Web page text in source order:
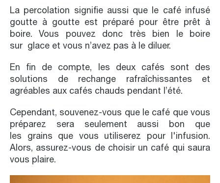
La percolation signifie aussi que le café infusé
goutte à goutte est préparé pour être prêt à
boire. Vous pouvez donc très bien le boire
sur glace et vous n’avez pas à le diluer.
En fin de compte, les deux cafés sont des
solutions de rechange rafraîchissantes et
agréables aux cafés chauds pendant l’été.
Cependant, souvenez-vous que le café que vous
préparez sera seulement aussi bon que
les grains que vous utiliserez pour l'infusion.
Alors, assurez-vous de choisir un café qui saura
vous plaire.